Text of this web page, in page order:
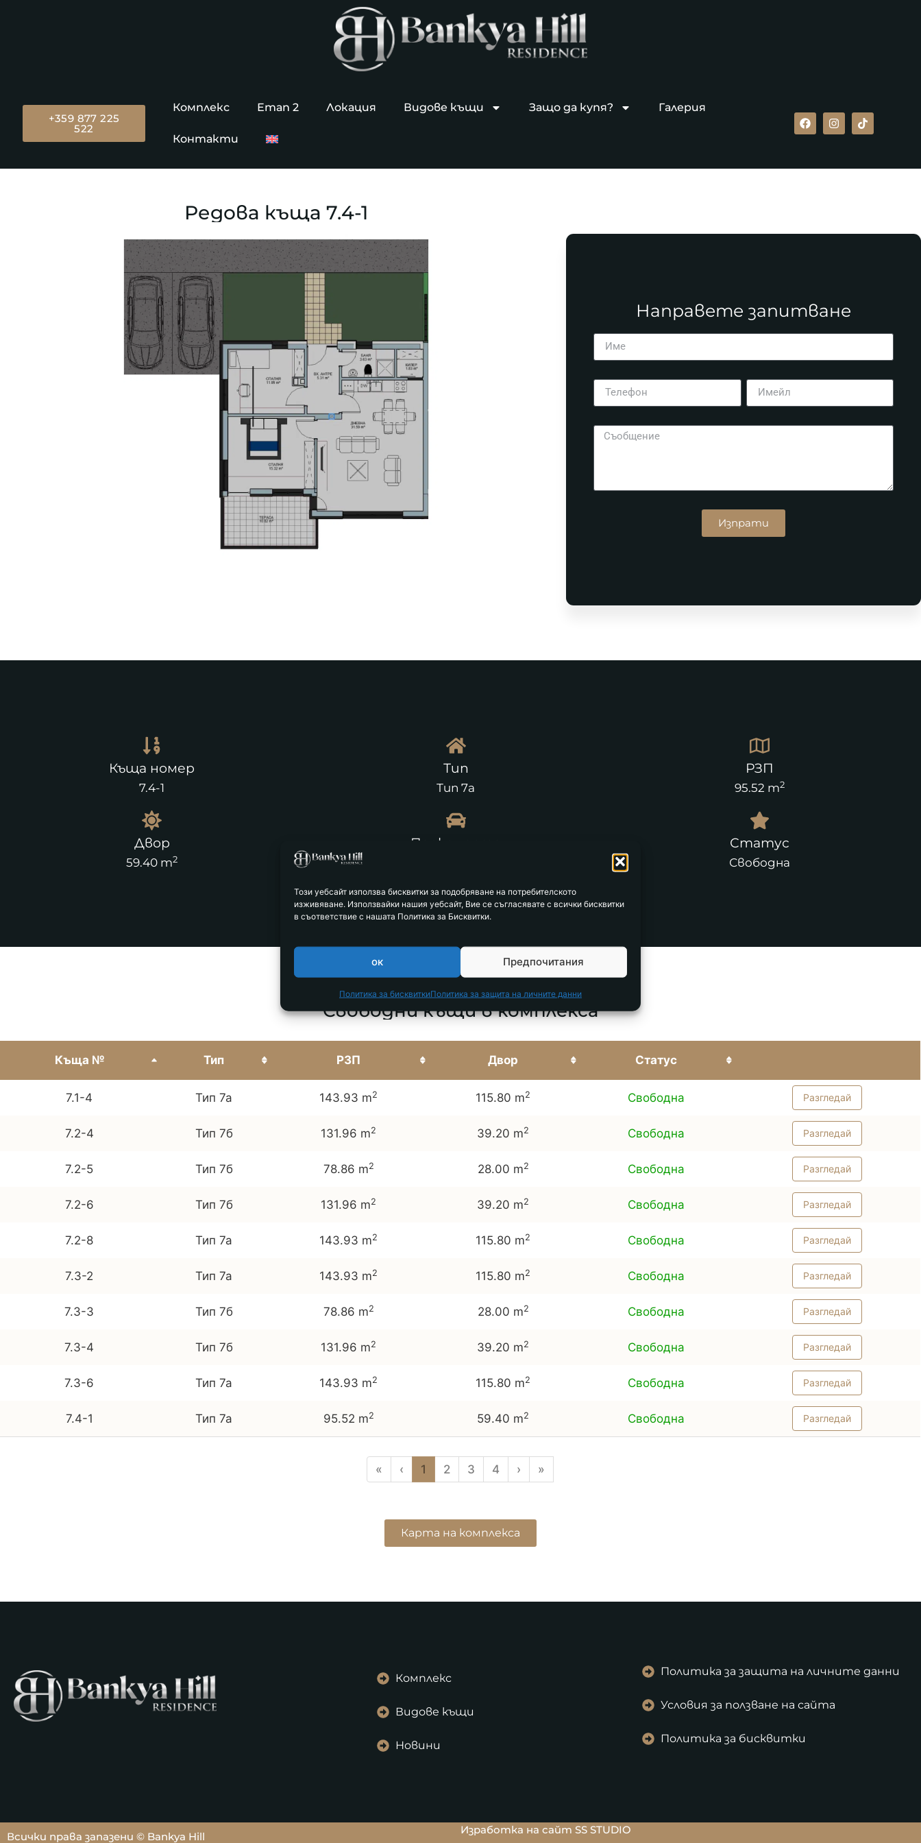
Този уебсайт използва бисквитки за подобряване на потребителското
изживяване. Използвайки нашия уебсайт, Вие се съгласявате с всички бисквитки
в съответствие с нашата Политика за Бисквитки.
ок Предпочитания
Политика за бисквиткиПолитика за защита на личните данни
+359 877 225
522
Комплекс Етап 2 Локация Видове къщи Защо да купя? Галерия
Контакти
Редова къща 7.4-1
Направете запитване
Изпрати
Къща номер
7.4-1
Двор
59.40 m2
Тип
Тип 7а
Паркоместа
РЗП
95.52 m2
Статус
Свободна
Свободни къщи в комплекса
Къща № Тип РЗП Двор Статус
7.1-4 Тип 7а 143.93 m2 115.80 m2 Свободна Разгледай
7.2-4 Тип 7б 131.96 m2 39.20 m2 Свободна Разгледай
7.2-5 Тип 7б 78.86 m2 28.00 m2 Свободна Разгледай
7.2-6 Тип 7б 131.96 m2 39.20 m2 Свободна Разгледай
7.2-8 Тип 7а 143.93 m2 115.80 m2 Свободна Разгледай
7.3-2 Тип 7а 143.93 m2 115.80 m2 Свободна Разгледай
7.3-3 Тип 7б 78.86 m2 28.00 m2 Свободна Разгледай
7.3-4 Тип 7б 131.96 m2 39.20 m2 Свободна Разгледай
7.3-6 Тип 7а 143.93 m2 115.80 m2 Свободна Разгледай
7.4-1 Тип 7а 95.52 m2 59.40 m2 Свободна Разгледай
« ‹ 1 2 3 4 › »
Карта на комплекса
Комплекс
Видове къщи
Новини
Политика за защита на личните данни
Условия за ползване на сайта
Политика за бисквитки
Всички права запазени © Bankya Hill
Изработка на сайт SS STUDIO